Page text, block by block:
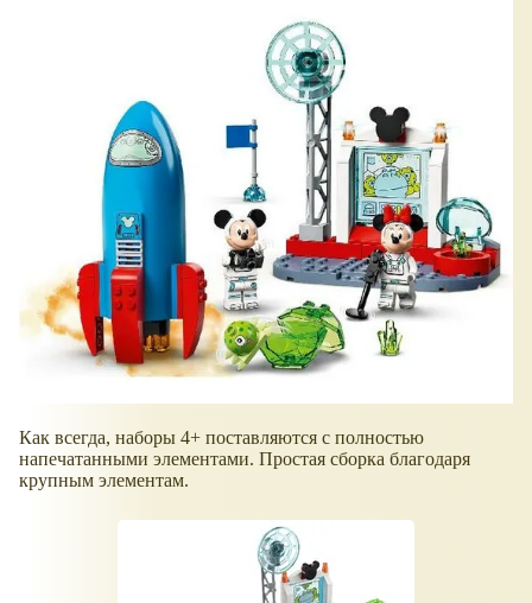
Как всегда, наборы 4+ поставляются с полностью
напечатанными элементами. Простая сборка благодаря
крупным элементам.